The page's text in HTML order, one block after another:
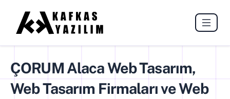
ÇORUM Alaca Web Tasarım,
Web Tasarım Firmaları ve Web